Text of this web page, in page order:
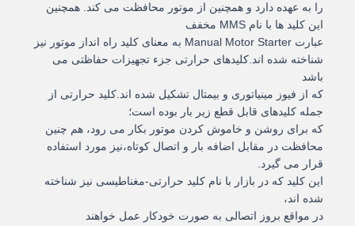
را به عهده دارد و همچنین از موتور محافظت می کند. همچنین
این کلید ها با نام MMS مخفف
عبارت Manual Motor Starter به معنای کلید راه انداز موتور نیز
شناخته شده اند.کلید‌های حرارتی جزء تجهیزات حفاظتی می
باشد
که از فیوز مینیاتوری و بیمتال تشکیل شده اند.کلید حرارتی از
جمله کلیدهای قابل قطع زیر بار بوده است؛
که برای روشن و خاموش کردن موتور بکار می رود، هم چنین
محافظت در مقابل اضافه بار و اتصال کوتاه،نیز مورد استفاده
قرار می گیرد.
این کلید که در بازار با نام کلید حرارتی-مغناطیسی نیز شناخته
شده اند،
در مواقع بروز اتصالی به صورت خودکار عمل خواهند